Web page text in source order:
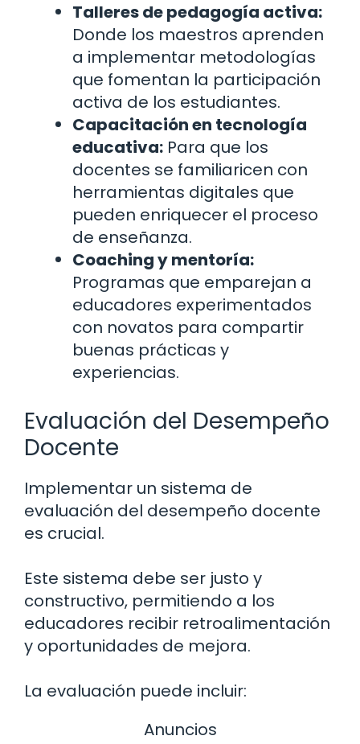
Talleres de pedagogía activa:
Donde los maestros aprenden
a implementar metodologías
que fomentan la participación
activa de los estudiantes.
Capacitación en tecnología
educativa: Para que los
docentes se familiaricen con
herramientas digitales que
pueden enriquecer el proceso
de enseñanza.
Coaching y mentoría:
Programas que emparejan a
educadores experimentados
con novatos para compartir
buenas prácticas y
experiencias.
Evaluación del Desempeño
Docente
Implementar un sistema de
evaluación del desempeño docente
es crucial.
Este sistema debe ser justo y
constructivo, permitiendo a los
educadores recibir retroalimentación
y oportunidades de mejora.
La evaluación puede incluir:
Anuncios